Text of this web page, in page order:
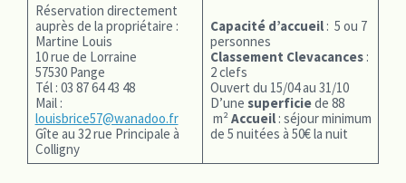
Réservation directement
auprès de la propriétaire :
Martine Louis
10 rue de Lorraine
57530 Pange
Tél : 03 87 64 43 48
Mail :
louisbrice57@wanadoo.fr
Gîte au 32 rue Principale à
Colligny
Capacité d’accueil: 5 ou 7
personnes
Classement Clevacances:
2 clefs
Ouvert du 15/04 au 31/10
D’une superficiede 88
m²Accueil: séjour minimum
de 5 nuitées à 50€ la nuit